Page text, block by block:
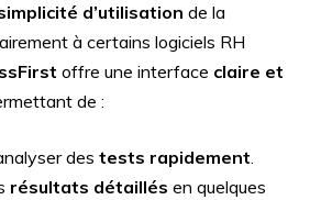
d’utilisation de la
à certains logiciels RH
offre une interface claire et
de :
des tests rapidement.
résultats détaillés en quelques